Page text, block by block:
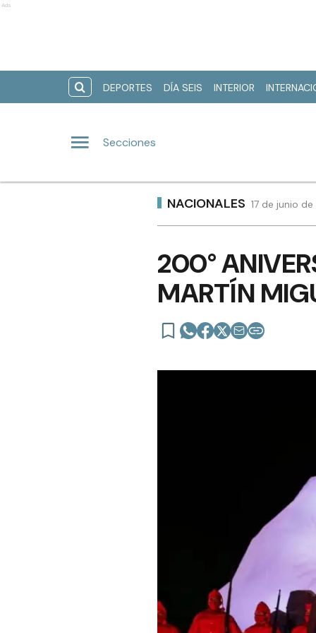
Ads
DEPORTES DÍA SEIS INTERIOR
Secciones
NACIONALES 17 de junio
200°
MARTÍN